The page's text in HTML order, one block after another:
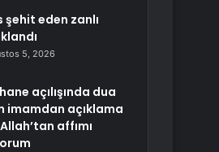
şehit eden zanlı
5, 2026
açılışında dua
imamdan açıklama
affımı